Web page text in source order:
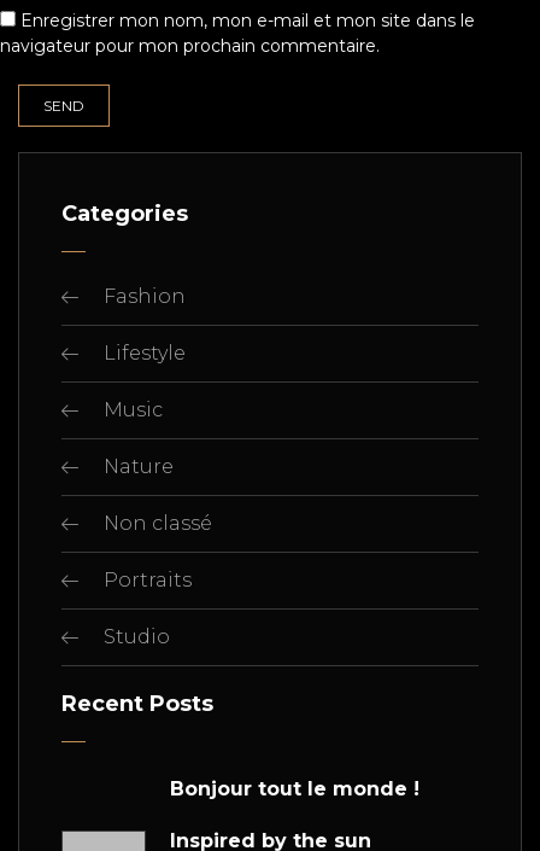
Enregistrer mon nom, mon e-mail et mon site dans le
navigateur pour mon prochain commentaire.
Categories
Fashion
Lifestyle
Music
Nature
Non classé
Portraits
Studio
Recent Posts
Bonjour tout le monde !
Inspired by the sun